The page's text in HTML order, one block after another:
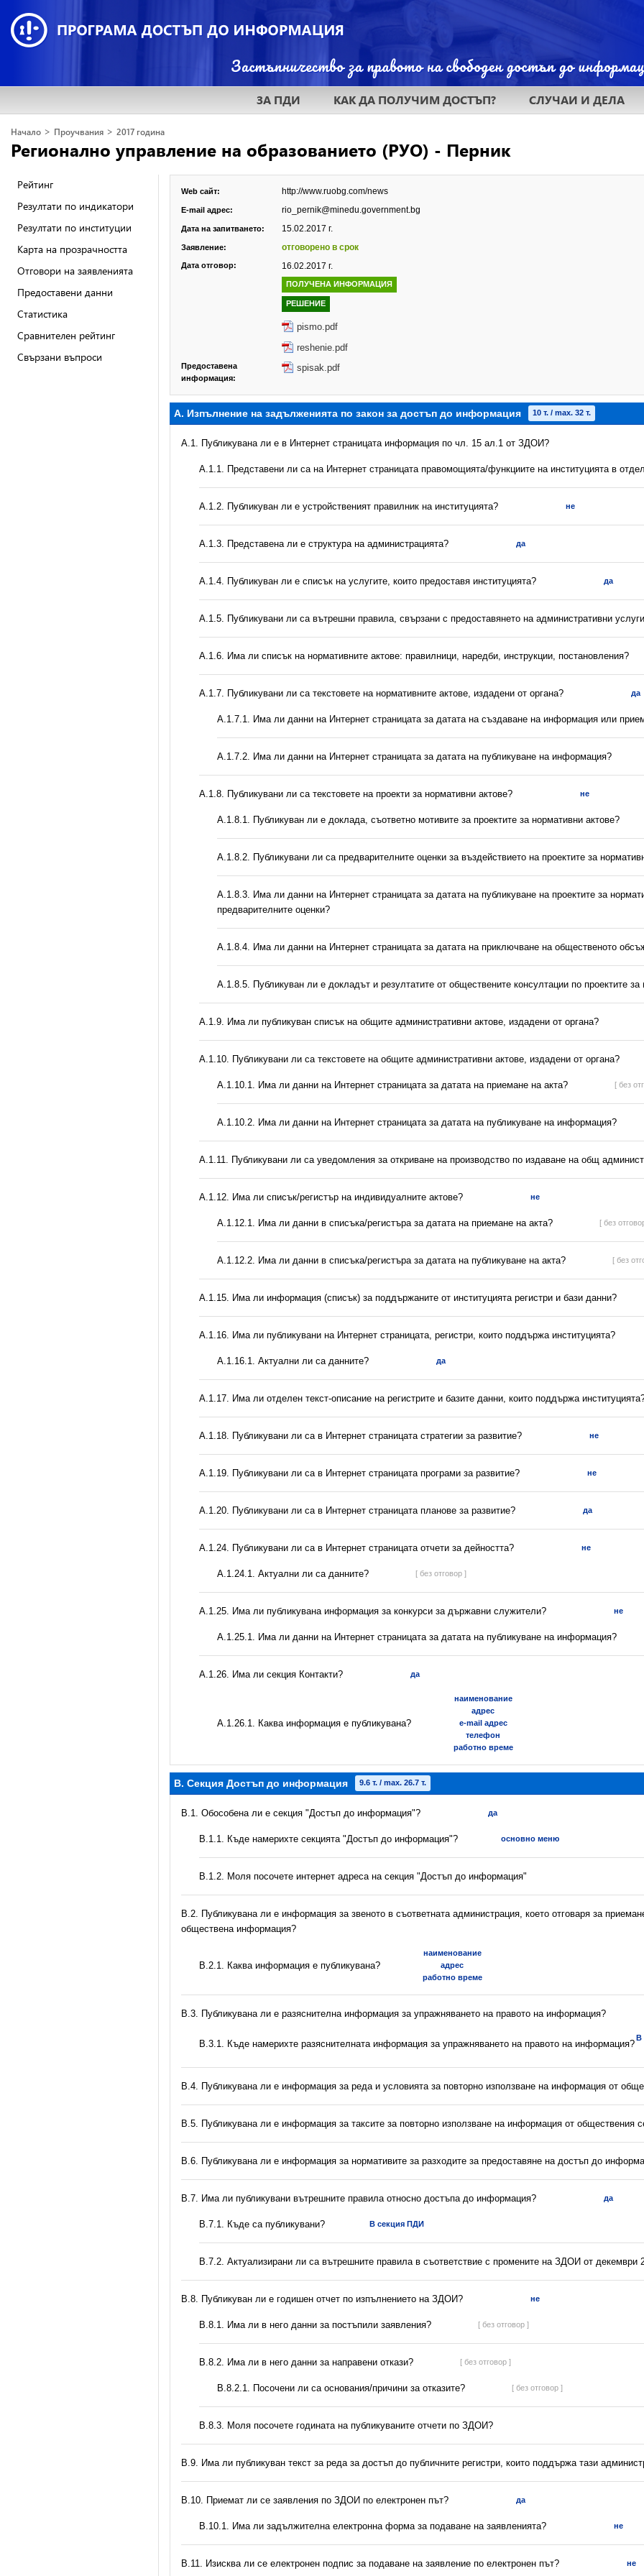
ЗА ПДИ КАК ДА ПОЛУЧИМ ДОСТЪП? СЛУЧАИ И ДЕЛА
Начало > Проучвания > 2017 година
Регионално управление на образованието (РУО) - Перник
Рейтинг
Резултати по индикатори
Резултати по институции
Карта на прозрачността
Отговори на заявленията
Предоставени данни
Статистика
Сравнителен рейтинг
Свързани въпроси
Web сайт: http://www.ruobg.com/news
E-mail адрес: rio_pernik@minedu.government.bg
Дата на запитването: 15.02.2017 г.
Заявление: отговорено в срок
Дата отговор: 16.02.2017 г.
ПОЛУЧЕНА ИНФОРМАЦИЯ
РЕШЕНИЕ
pismo.pdf
reshenie.pdf
Предоставена
информация:
spisak.pdf
А. Изпълнение на задълженията по закон за достъп до информация 10 т. / max. 32 т.
A.1. Публикувана ли е в Интернет страницата информация по чл. 15 ал.1 от ЗДОИ?
А.1.1. Представени ли са на Интернет страницата правомощията/функциите на институцията в
А.1.2. Публикуван ли е устройственият правилник на институцията? не
A.1.3. Представена ли е структура на администрацията? да
А.1.4. Публикуван ли е списък на услугите, които предоставя институцията? да
А.1.5. Публикувани ли са вътрешни правила, свързани с предоставянето на административни
А.1.6. Има ли списък на нормативните актове: правилници, наредби, инструкции, постановления?
А.1.7. Публикувани ли са текстовете на нормативните актове, издадени от органа? да
A.1.7.1. Има ли данни на Интернет страницата за датата на създаване на информация или
A.1.7.2. Има ли данни на Интернет страницата за датата на публикуване на информация?
А.1.8. Публикувани ли са текстовете на проекти за нормативни актове? не
А.1.8.1. Публикуван ли е доклада, съответно мотивите за проектите за нормативни актове?
А.1.8.2. Публикувани ли са предварителните оценки за въздействието на проектите за
A.1.8.3. Има ли данни на Интернет страницата за датата на публикуване на проектите за
предварителните оценки?
A.1.8.4. Има ли данни на Интернет страницата за датата на приключване на общественото
А.1.8.5. Публикуван ли е докладът и резултатите от обществените консултации по проектите за
А.1.9. Има ли публикуван списък на общите административни актове, издадени от органа?
А.1.10. Публикувани ли са текстовете на общите административни актове, издадени от органа?
A.1.10.1. Има ли данни на Интернет страницата за датата на приемане на акта? [ без
A.1.10.2. Има ли данни на Интернет страницата за датата на публикуване на информация?
А.1.11. Публикувани ли са уведомления за откриване на производство по издаване на общ
А.1.12. Има ли списък/регистър на индивидуалните актове? не
A.1.12.1. Има ли данни в списъка/регистъра за датата на приемане на акта? [ без
A.1.12.2. Има ли данни в списъка/регистъра за датата на публикуване на акта? [ без
А.1.15. Има ли информация (списък) за поддържаните от институцията регистри и бази данни?
А.1.16. Има ли публикувани на Интернет страницата, регистри, които поддържа институцията?
A.1.16.1. Актуални ли са данните? да
А.1.17. Има ли отделен текст-описание на регистрите и базите данни, които поддържа
А.1.18. Публикувани ли са в Интернет страницата стратегии за развитие? не
А.1.19. Публикувани ли са в Интернет страницата програми за развитие? не
А.1.20. Публикувани ли са в Интернет страницата планове за развитие? да
А.1.24. Публикувани ли са в Интернет страницата отчети за дейността? не
A.1.24.1. Актуални ли са данните? [ без отговор ]
А.1.25. Има ли публикувана информация за конкурси за държавни служители? не
A.1.25.1. Има ли данни на Интернет страницата за датата на публикуване на информация?
А.1.26. Има ли секция Контакти? да
А.1.26.1. Каква информация е публикувана?
наименование
адрес
e-mail адрес
телефон
работно време
B. Секция Достъп до информация 9.6 т. / max. 26.7 т.
В.1. Обособена ли е секция "Достъп до информация"? да
В.1.1. Къде намерихте секцията "Достъп до информация"? основно меню
B.1.2. Моля посочете интернет адреса на секция "Достъп до информация"
В.2. Публикувана ли е информация за звеното в съответната администрация, което отговаря за
обществена информация?
B.2.1. Каква информация е публикувана?
наименование
адрес
работно време
В.3. Публикувана ли е разяснителна информация за упражняването на правото на информация?
В.3.1. Къде намерихте разяснителната информация за упражняването на правото на информация?
В
В.4. Публикувана ли е информация за реда и условията за повторно използване на информация от
В.5. Публикувана ли е информация за таксите за повторно използване на информация от обществения
В.6. Публикувана ли е информация за нормативите за разходите за предоставяне на достъп до
В.7. Има ли публикувани вътрешните правила относно достъпа до информация? да
В.7.1. Къде са публикувани? В секция ПДИ
В.7.2. Актуализирани ли са вътрешните правила в съответствие с промените на ЗДОИ от декември
В.8. Публикуван ли е годишен отчет по изпълнението на ЗДОИ? не
В.8.1. Има ли в него данни за постъпили заявления? [ без отговор ]
В.8.2. Има ли в него данни за направени откази? [ без отговор ]
В.8.2.1. Посочени ли са основания/причини за отказите? [ без отговор ]
В.8.3. Моля посочете годината на публикуваните отчети по ЗДОИ?
В.9. Има ли публикуван текст за реда за достъп до публичните регистри, които поддържа тази
В.10. Приемат ли се заявления по ЗДОИ по електронен път? да
В.10.1. Има ли задължителна електронна форма за подаване на заявленията? не
В.11. Изисква ли се електронен подпис за подаване на заявление по електронен път? не